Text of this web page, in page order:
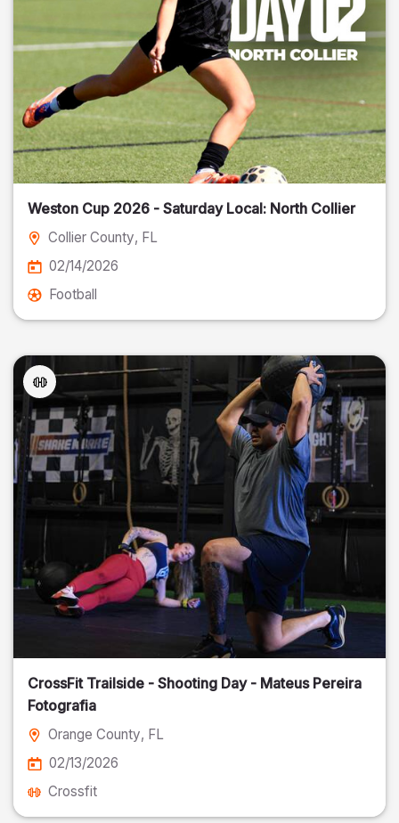
Weston Cup 2026 - Saturday Local: North Collier
Collier County, FL
02/14/2026
Football
CrossFit Trailside - Shooting Day - Mateus Pereira
Fotografia
Orange County, FL
02/13/2026
Crossfit